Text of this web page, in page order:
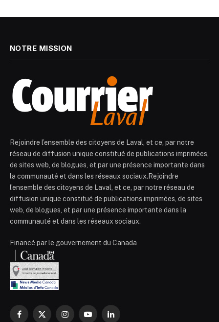
NOTRE MISSION
Rejoindre l’ensemble des citoyens de Laval, et ce, par notre
réseau de diffusion unique constitué de publications imprimées,
de sites web, de blogues, et par une présence importante dans
la communauté et dans les réseaux sociaux.Rejoindre
l’ensemble des citoyens de Laval, et ce, par notre réseau de
diffusion unique constitué de publications imprimées, de sites
web, de blogues, et par une présence importante dans la
communauté et dans les réseaux sociaux.
Financé par le gouvernement du Canada
Facebook
X InstagramYouTubeLinkedIn